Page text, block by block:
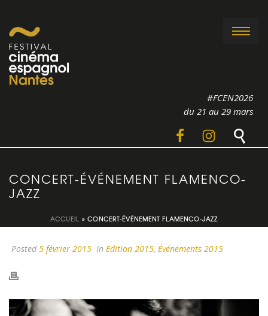
#FCEN2026
du 21 au 29 mars
CONCERT-ÉVÉNEMENT FLAMENCO-
JAZZ
ACCUEIL » CONCERT-ÉVÉNEMENT FLAMENCO-JAZZ
Posted 5 février 2015 In Edition 2015, Événements 2015